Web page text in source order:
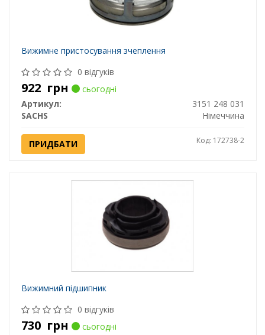
Вижимне пристосування зчеплення
0 відгуків
922 грн
сьогодні
Артикул:
3151 248 031
SACHS
Німеччина
ПРИДБАТИ Код: 172738-2
Вижимний підшипник
0 відгуків
730 грн
сьогодні